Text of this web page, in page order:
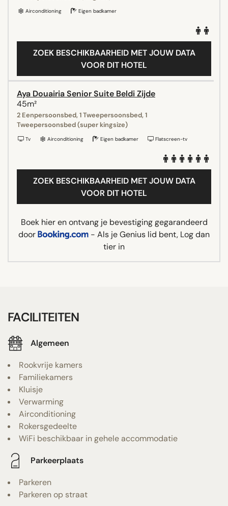
Airconditioning Eigen badkamer
ZOEK BESCHIKBAARHEID MET JOUW DATA
VOOR DIT HOTEL
Aya Douairia Senior Suite Beldi Zijde
45m²
2 Eenpersoonsbed, 1 Tweepersoonsbed, 1
Tweepersoonsbed (super kingsize)
Tv Airconditioning Eigen badkamer Flatscreen-tv
ZOEK BESCHIKBAARHEID MET JOUW DATA
VOOR DIT HOTEL
Boek hier en ontvang je bevestiging gegarandeerd
door
- Als je Genius lid bent, Log dan
tier in
FACILITEITEN
Algemeen
Rookvrije kamers
Familiekamers
Kluisje
Verwarming
Airconditioning
Rokersgedeelte
WiFi beschikbaar in gehele accommodatie
Parkeerplaats
Parkeren
Parkeren op straat